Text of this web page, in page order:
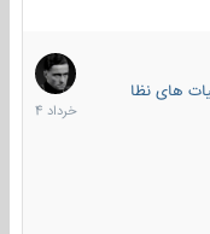
های نظامی خارجی
5
خرداد
1404